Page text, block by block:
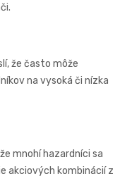
že často môže
na vysoká či nízka
mnohí hazardníci sa
akciových kombinácií z